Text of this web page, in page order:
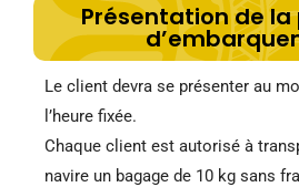
Présentation de
Le client devra se présenter au
l’heure fixée.
Chaque client est autorisé à
navire un bagage de 10 kg sans